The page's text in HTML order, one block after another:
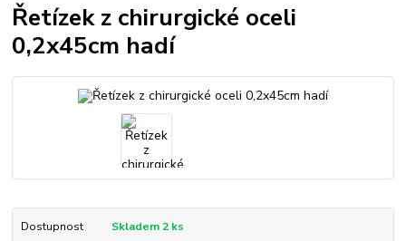
Řetízek z chirurgické oceli
0,2x45cm hadí
Dostupnost Skladem 2 ks